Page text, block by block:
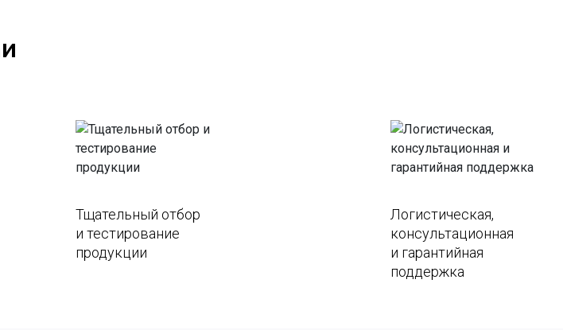
Тщательный отбор
и тестирование
продукции
Логистическая,
консультационная
и гарантийная
поддержка